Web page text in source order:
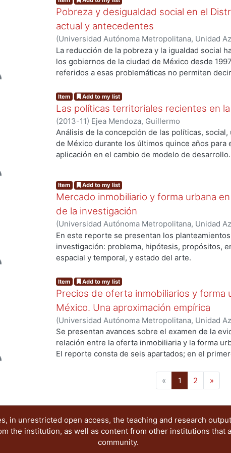
capitalismo productivo.
inmobiliaria del período en estudio. Se expone a
territorial de los precios inmobiliarios entre 1950
un breve recuento del estado de la
de México en la actualidad, subrayando su
estrecha interrelación entre los procesos
urbana. En el Capítulo 6 se lleva a cabo un breve
planeación del gobierno del Distrito Federal de
desarrollo de la Ciudad.
Pobreza y desigualdad social en el
actual y antecedentes
(Universidad Autónoma Metropolitana, Unidad
Sociales y Humanidades, Departamento de
Guillermo
La reducción de la pobreza y la igualdad social
los gobiernos de la ciudad de México desde
referidos a esas problemáticas no permiten
contradictorios y preocupantes. La evaluación
años muestra avances importantes en la mayoría
componen; sin embargo estos resultados que
carencias de la población citadina más
disminución estructural de la pobreza y la
Poverty. Igualdad social. Equality. Desigualdad.
Item Add to my list
Las políticas territoriales recientes en
(2013-11) Ejea Mendoza, Guillermo
Análisis de la concepción de las políticas,
de México durante los últimos quince años para
aplicación en el cambio de modelo de desarrollo.
habla sobre el enmarque de la política de
expone sobre la concepción y aplicación de la
se habla sobre los desafíos. PALABRAS CLAVE:
urbano. Capital en movimiento.
Item Add to my list
Mercado inmobiliario y forma urbana
de la investigación
(Universidad Autónoma Metropolitana, Unidad
Sociales y Humanidades, Departamento de
Guillermo
En este reporte se presentan los
investigación: problema, hipótesis, propósitos,
espacial y temporal, y estado del arte.
puedan contribuir a explicar por qué la
puede visualizarse a partir de un modelo axial
Desarrollo urbano. Ciudades -- Crecimiento.
Item Add to my list
Precios de oferta inmobiliarios y forma
México. Una aproximación empírica
(Universidad Autónoma Metropolitana, Unidad
Sociales y Humanidades, Departamento de
Guillermo
Se presentan avances sobre el examen de la
relación entre la oferta inmobiliaria y la forma
El reporte consta de seis apartados; en el
relevantes; en el tercero, se habla sobre la
se habla de la organización de los datos; en el
structure.
« 1 (current)
2 »
in unrestricted open access, the teaching and research
the institution, as well as content from other institutions that
community.